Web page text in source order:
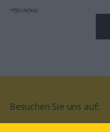
*Pflichtfeld
Besuchen Sie uns auf: